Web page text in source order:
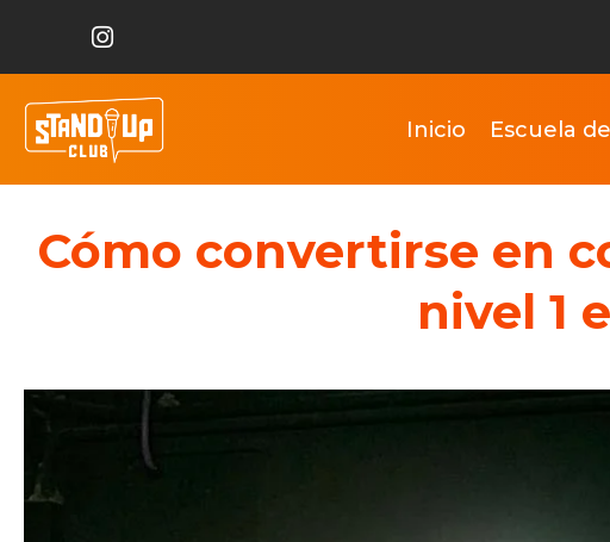
Inicio Escuela
Cómo convertirse en
nivel 1